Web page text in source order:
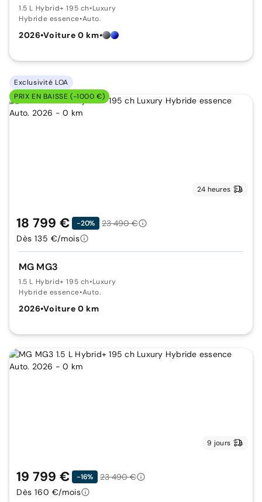
1.5 L Hybrid+ 195 ch•Luxury
Hybride essence•Auto.
2026•Voiture 0 km•
Exclusivité LOA
PRIX EN BAISSE (-1000 €)
24 heures
MG MG3
1.5 L Hybrid+ 195 ch•Luxury
Hybride essence•Auto.
2026•Voiture 0 km
18 799 € -20%
23 490 €
Dès 135 €/mois
9 jours
19 799 € -16%
23 490 €
Dès 160 €/mois